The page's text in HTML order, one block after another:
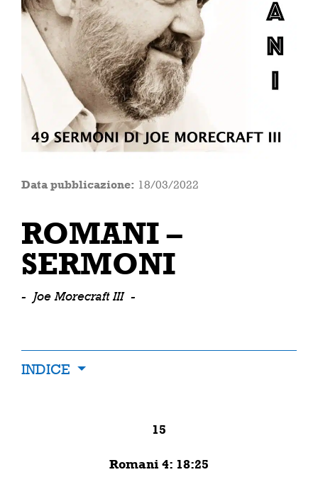
Data pubblicazione: 18/03/2022
ROMANI –
SERMONI
- Joe Morecraft III -
INDICE
15
Romani 4: 18:25